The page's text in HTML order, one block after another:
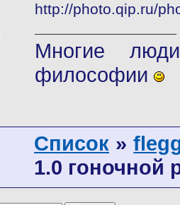
Многие
философии
Список »
1.0 гоночной